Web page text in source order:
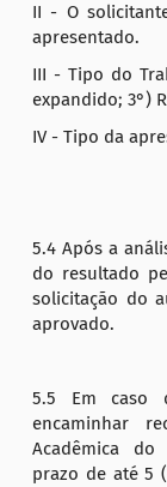
II - O
apresentado.
III - Tipo do
expandido; 3°)
IV - Tipo da
5.4 Após a
do resultado
solicitação do
aprovado.
5.5 Em caso
encaminhar
Acadêmica do
prazo de até 5